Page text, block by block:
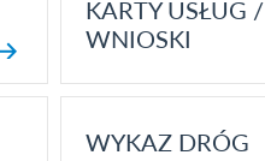
KARTY USŁUG /
WNIOSKI
WYKAZ DRÓG